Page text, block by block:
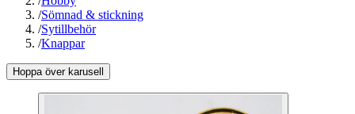
/Sömnad & stickning
/Sytillbehör
/Knappar
Hoppa över karusell